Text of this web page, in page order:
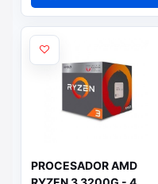
PROCESADOR AMD